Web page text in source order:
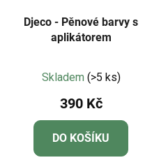
Djeco - Pěnové barvy s
aplikátorem
hodnocení
produktu
je
5,0
z
Skladem (>5 ks)
390 Kč
DO KOŠÍKU